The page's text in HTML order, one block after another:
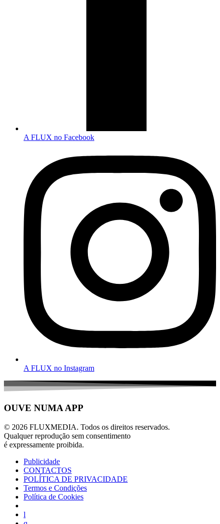
A FLUX no Facebook
A FLUX no Instagram
OUVE NUMA APP
© 2026 FLUXMEDIA. Todos os direitos reservados.
Qualquer reprodução sem consentimento
é expressamente proibida.
Publicidade
CONTACTOS
POLÍTICA DE PRIVACIDADE
Termos e Condições
Política de Cookies